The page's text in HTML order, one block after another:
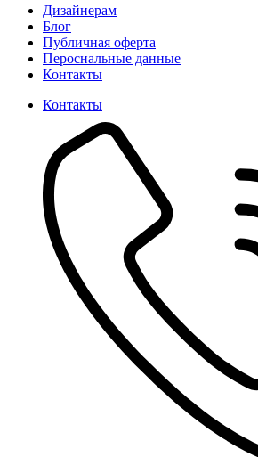
Дизайнерам
Блог
Публичная оферта
Пероснальные данные
Контакты
Контакты